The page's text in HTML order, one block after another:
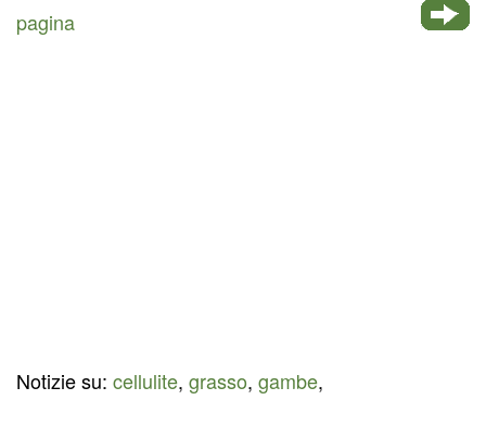
pagina
Notizie su: cellulite, grasso, gambe,